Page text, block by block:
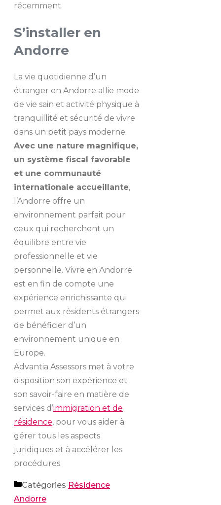
récemment.
S’installer en
Andorre
La vie quotidienne d’un
étranger en Andorre allie mode
de vie sain et activité physique à
tranquillité et sécurité de vivre
dans un petit pays moderne.
Avec une nature magnifique,
un système fiscal favorable
et une communauté
internationale accueillante,
l’Andorre offre un
environnement parfait pour
ceux qui recherchent un
équilibre entre vie
professionnelle et vie
personnelle. Vivre en Andorre
est en fin de compte une
expérience enrichissante qui
permet aux résidents étrangers
de bénéficier d’un
environnement unique en
Europe.
Advantia Assessors met à votre
disposition son expérience et
son savoir-faire en matière de
services d’immigration et de
résidence, pour vous aider à
gérer tous les aspects
juridiques et à accélérer les
procédures.
Catégories Résidence
Andorre